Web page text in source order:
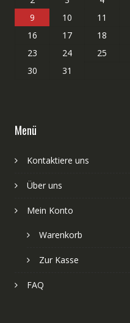
9
10 11
16
17 18
23
24 25
30
31
Menü
Kontaktiere uns
Über uns
Mein Konto
Warenkorb
Zur Kasse
FAQ